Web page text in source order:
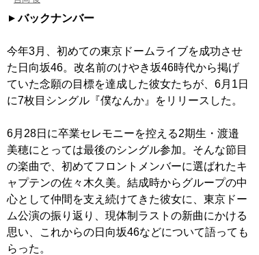
バックナンバー
今年3月、初めての東京ドームライブを成功させ
た日向坂46。改名前のけやき坂46時代から掲げ
ていた念願の目標を達成した彼女たちが、6月1日
に7枚目シングル『僕なんか』をリリースした。
6月28日に卒業セレモニーを控える2期生・渡邉
美穂にとっては最後のシングル参加。そんな節目
の楽曲で、初めてフロントメンバーに選ばれたキ
ャプテンの佐々木久美。結成時からグループの中
心として仲間を支え続けてきた彼女に、東京ドー
ム公演の振り返り、現体制ラストの新曲にかける
思い、これからの日向坂46などについて語っても
らった。